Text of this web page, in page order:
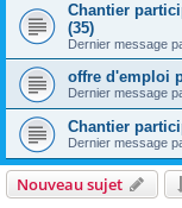
Chantier
(35)
Dernier message
offre d'emploi
Dernier message
Chantier
Dernier message
Nouveau sujet